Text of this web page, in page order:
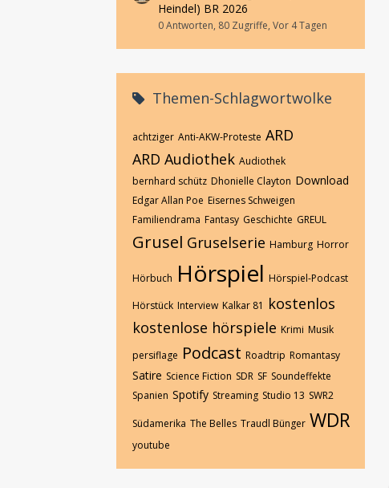
Heindel) BR 2026
0 Antworten, 80 Zugriffe, Vor 4 Tagen
Themen-Schlagwortwolke
achtziger Anti-AKW-Proteste ARD
ARD Audiothek Audiothek
bernhard schütz Dhonielle Clayton Download
Edgar Allan Poe Eisernes Schweigen
Familiendrama Fantasy Geschichte GREUL
Grusel Gruselserie Hamburg Horror
Hörbuch Hörspiel Hörspiel-Podcast
Hörstück Interview Kalkar 81 kostenlos
kostenlose hörspiele Krimi Musik
persiflage Podcast Roadtrip Romantasy
Satire Science Fiction SDR SF Soundeffekte
Spanien Spotify Streaming Studio 13 SWR2
Südamerika The Belles Traudl Bünger WDR
youtube